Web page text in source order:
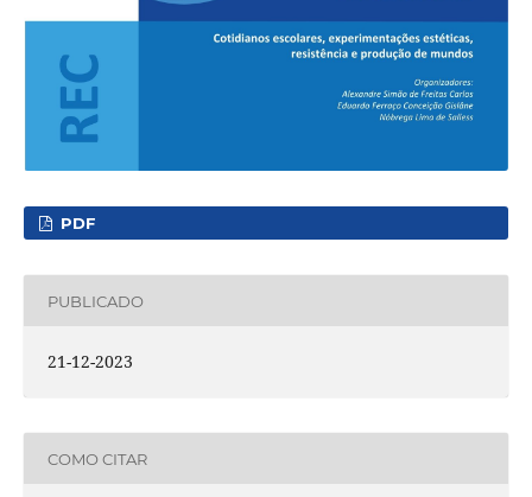
PDF
PUBLICADO
21-12-2023
COMO CITAR